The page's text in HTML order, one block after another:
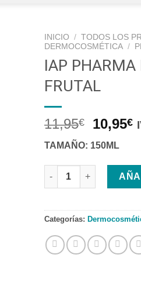
INICIO / TODOS LOS
DERMOCOSMÉTICA /
IAP PHARMA
FRUTAL
11,95€ 10,95€
TAMAÑO: 150ML
IAP PHARMA Nº 20
Categorías: